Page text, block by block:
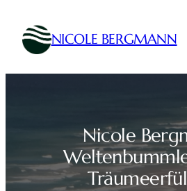
Inhalt
springen NICOLE BERGMANN
Nicole